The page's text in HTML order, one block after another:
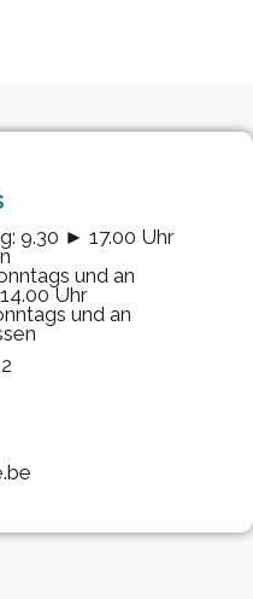
9.30 ► 17.00 Uhr
und an
Uhr
und an